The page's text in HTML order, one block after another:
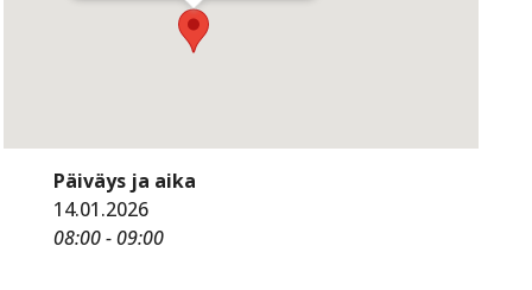
Päiväys ja aika
14.01.2026
08:00 - 09:00